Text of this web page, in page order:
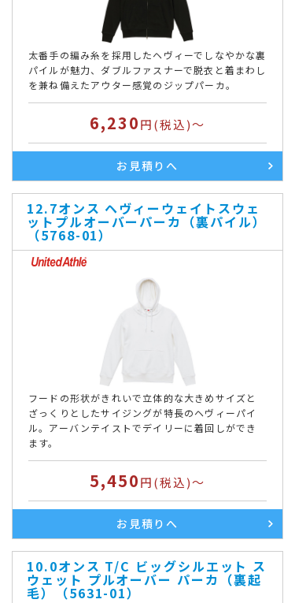
太番手の編み糸を採用したヘヴィーでしなやかな裏
パイルが魅力、ダブルファスナーで脱衣と着まわし
を兼ね備えたアウター感覚のジップパーカ。
6,230円(税込)～
お見積りへ
12.7オンス ヘヴィーウェイトスウェ
ットプルオーバーパーカ（裏パイル）
（5768-01）
フードの形状がきれいで立体的な大きめサイズと
ざっくりとしたサイジングが特長のヘヴィーパイ
ル。アーバンテイストでデイリーに着回しができ
ます。
5,450円(税込)～
お見積りへ
10.0オンス T/C ビッグシルエット ス
ウェット プルオーバー パーカ（裏起
毛）（5631-01）